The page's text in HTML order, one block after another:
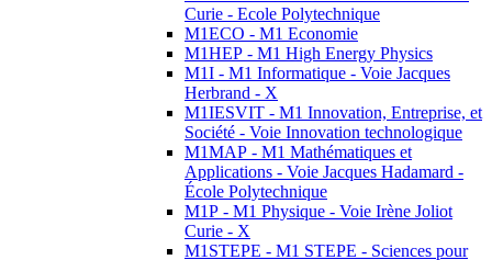
Curie - Ecole Polytechnique
M1ECO - M1 Economie
M1HEP - M1 High Energy Physics
M1I - M1 Informatique - Voie Jacques
Herbrand - X
M1IESVIT - M1 Innovation, Entreprise, et
Société - Voie Innovation technologique
M1MAP - M1 Mathématiques et
Applications - Voie Jacques Hadamard -
École Polytechnique
M1P - M1 Physique - Voie Irène Joliot
Curie - X
M1STEPE - M1 STEPE - Sciences pour